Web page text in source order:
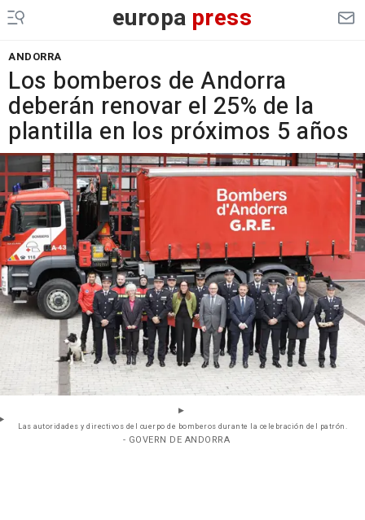
europa press
ANDORRA
Los bomberos de Andorra
deberán renovar el 25% de la
plantilla en los próximos 5 años
Las autoridades y directivos del cuerpo de bomberos durante la celebración del patrón.
- GOVERN DE ANDORRA